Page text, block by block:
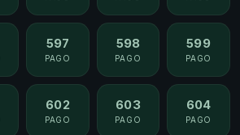
597
PAGO
598
PAGO
599
PAGO
602
PAGO
603
PAGO
604
PAGO